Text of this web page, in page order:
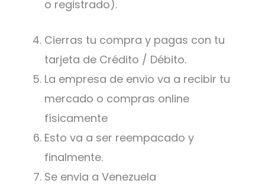
o registrado).
Cierras tu compra y pagas con tu
tarjeta de Crédito / Débito.
La empresa de envio va a recibir tu
mercado o compras online
físicamente
Esto va a ser reempacado y
finalmente.
Se envia a Venezuela